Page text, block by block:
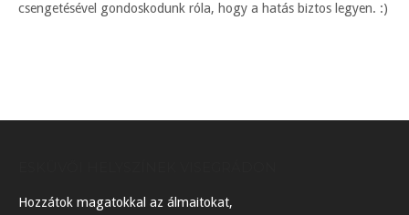
csengetésével gondoskodunk róla, hogy a hatás biztos legyen. :)
Hozzátok magatokkal az álmaitokat,